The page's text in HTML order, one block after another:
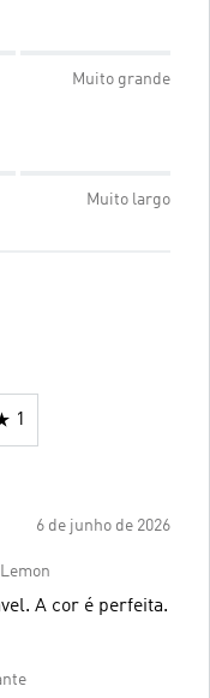
Muito grande
Muito largo
1
6 de junho de 2026
O material extremamente confortável. A cor é perfeita.